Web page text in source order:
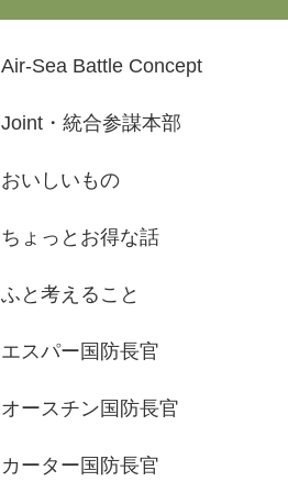
Air-Sea Battle Concept
Joint・統合参謀本部
おいしいもの
ちょっとお得な話
ふと考えること
エスパー国防長官
オースチン国防長官
カーター国防長官